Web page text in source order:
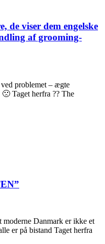
de viser dem engelske
af grooming-
problemet – ægte
Taget herfra ?? The
Danmark er ikke et
er på bistand Taget herfra